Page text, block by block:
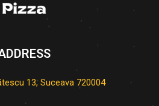
13, Suceava 720004